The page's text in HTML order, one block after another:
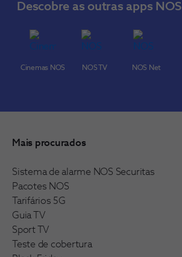
Descobre as outras apps NOS
Cinemas NOS NOS TV NOS Net
Mais procurados
Sistema de alarme NOS Securitas
Pacotes NOS
Tarifários 5G
Guia TV
Sport TV
Teste de cobertura